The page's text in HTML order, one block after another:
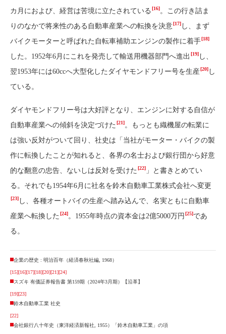
カ月におよび、経営は苦境に立たされている [16]。この行き詰ま
りのなかで将来性のある自動車産業への転換を決意[17] し、まず
バイクモーターと呼ばれた自転車補助エンジンの製作に着手[18]
した。1952年6月にこれを発売して輸送用機器部門へ進出 [19] し、
翌1953年には60ccへ大型化したダイヤモンドフリー号を生産[20] し
ている。
ダイヤモンドフリー号は大好評となり、エンジンに対する自信が
自動車産業への傾斜を決定づけた [21]。もっとも織機屋の転業に
は強い反対がついて回り、社史は「当社がモーター・バイクの製
作に転換したことが知れると、各界の名士および銀行団から好意
的な翻意の忠告、ないしは反対を受けた [22] 」と書きとめてい
る。それでも1954年6月に社名を鈴木自動車工業株式会社へ変更
[23] し、各種オートバイの生産へ踏み込んで、名実ともに自動車
産業へ転換した [24]。1955年時点の資本金は2億5000万円 [25]であ
る。
企業の歴史 : 明治百年（経済春秋社編, 1968）
[15][16][17][18][20][21][24]
スズキ 有価証券報告書 第159期（2024年3月期）【沿革】
[19][23]
鈴木自動車工業 社史
[22]
会社銀行八十年史（東洋経済新報社, 1955）「鈴木自動車工業」の項